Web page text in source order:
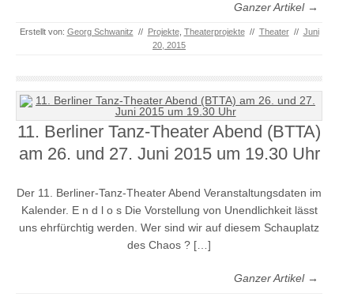
Ganzer Artikel →
Erstellt von: Georg Schwanitz // Projekte, Theaterprojekte // Theater // Juni
20, 2015
11. Berliner Tanz-Theater Abend (BTTA)
am 26. und 27. Juni 2015 um 19.30 Uhr
Der 11. Berliner-Tanz-Theater Abend Veranstaltungsdaten im
Kalender. E n d l o s Die Vorstellung von Unendlichkeit lässt
uns ehrfürchtig werden. Wer sind wir auf diesem Schauplatz
des Chaos ? […]
Ganzer Artikel →